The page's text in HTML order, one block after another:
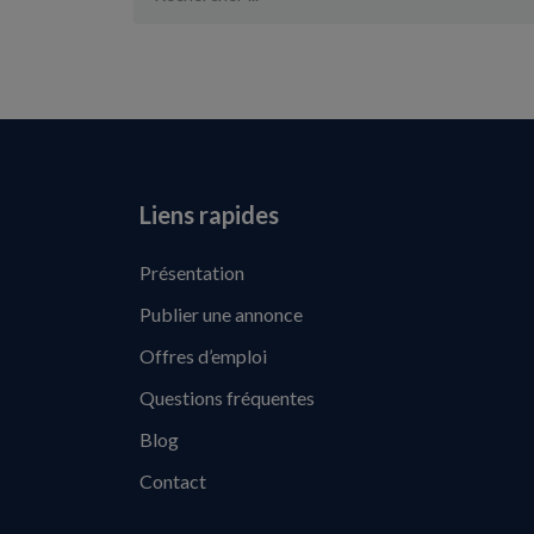
Liens rapides
Présentation
Publier une annonce
Offres d’emploi
Questions fréquentes
Blog
Contact